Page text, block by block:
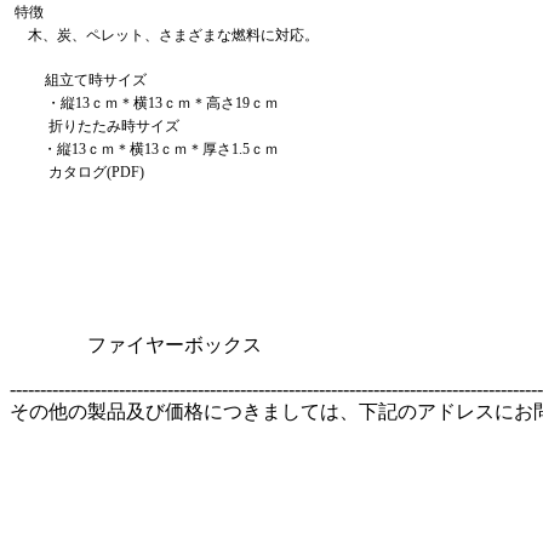
特徴
木、炭、ペレット、さまざまな燃料に対応。
組立て時サイズ
・縦13ｃｍ＊横13ｃｍ＊高さ19ｃｍ
折りたたみ時サイズ
・縦13ｃｍ＊横13ｃｍ＊厚さ1.5ｃｍ
カタログ(PDF)
ファイヤーボックス
その他の製品及び価格につきましては、下記のアドレスにお